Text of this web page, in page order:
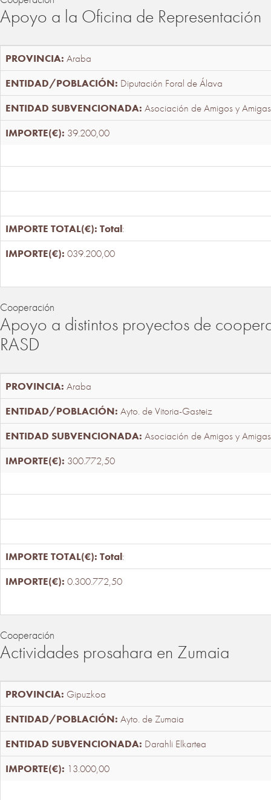
Apoyo a la Oficina de Representación
Araba
Diputación Foral de Álava
Asociación de Amigos y
39.200,00
Total:
039.200,00
Cooperación
Apoyo a distintos proyectos de
RASD
Araba
Ayto. de Vitoria-Gasteiz
Asociación de Amigos y
300.772,50
Total:
0.300.772,50
Cooperación
Actividades prosahara en Zumaia
Gipuzkoa
Ayto. de Zumaia
Darahli Elkartea
13.000,00